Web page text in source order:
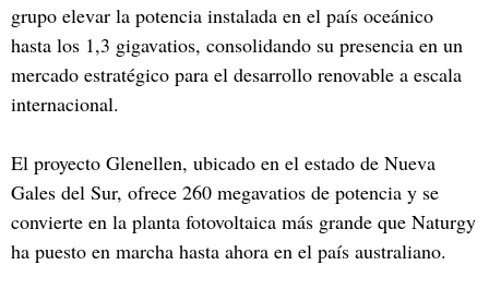
grupo elevar la potencia instalada en el país oceánico
hasta los 1,3 gigavatios, consolidando su presencia en un
mercado estratégico para el desarrollo renovable a escala
internacional.
El proyecto Glenellen, ubicado en el estado de Nueva
Gales del Sur, ofrece 260 megavatios de potencia y se
convierte en la planta fotovoltaica más grande que Naturgy
ha puesto en marcha hasta ahora en el país australiano.